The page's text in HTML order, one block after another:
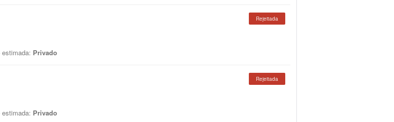
Rejeitada
estimada: Privado
Rejeitada
estimada: Privado